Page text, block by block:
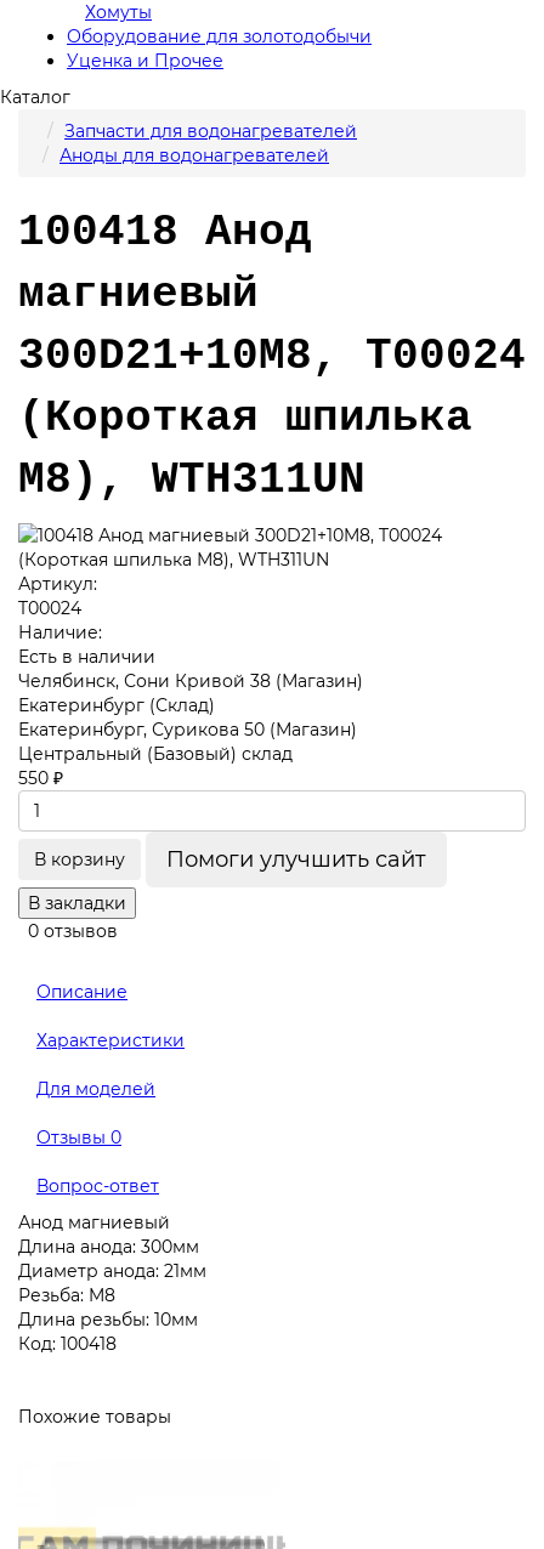
Хомуты
Оборудование для золотодобычи
Уценка и Прочее
Каталог
Запчасти для водонагревателей
Аноды для водонагревателей
100418 Анод
магниевый
300D21+10M8, T00024
(Короткая шпилька
М8), WTH311UN
Артикул:
T00024
Наличие:
Есть в наличии
Челябинск, Сони Кривой 38 (Магазин)
Екатеринбург (Склад)
Екатеринбург, Сурикова 50 (Магазин)
Центральный (Базовый) склад
550 ₽
В корзину Помоги улучшить сайт
В закладки
0 отзывов
Описание
Характеристики
Для моделей
Отзывы 0
Вопрос-ответ
Анод магниевый
Длина анода: 300мм
Диаметр анода: 21мм
Резьба: M8
Длина резьбы: 10мм
Код: 100418
Похожие товары